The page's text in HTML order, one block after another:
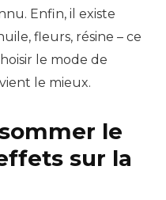
Enfin, il existe
fleurs, résine – ce
le mode de
le mieux.
le
sur la